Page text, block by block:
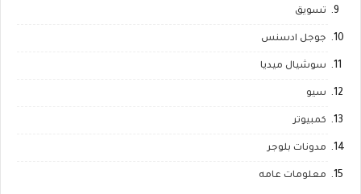
تسويق
جوجل ادسنس
سوشيال ميديا
سيو
كمبيوتر
مدونات بلوجر
معلومات عامه